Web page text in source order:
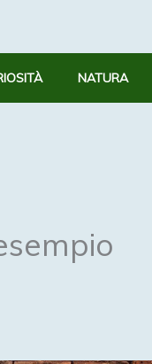
NATURA